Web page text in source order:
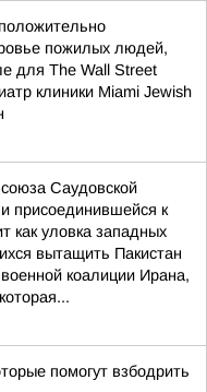
пожилых людей,
для The Wall Street
клиники Miami Jewish
Саудовской
присоединившейся к
как уловка западных
вытащить Пакистан
коалиции Ирана,
помогут взбодрить